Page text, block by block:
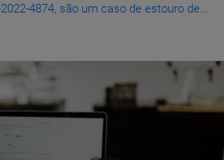
4874, são um caso de estouro de...